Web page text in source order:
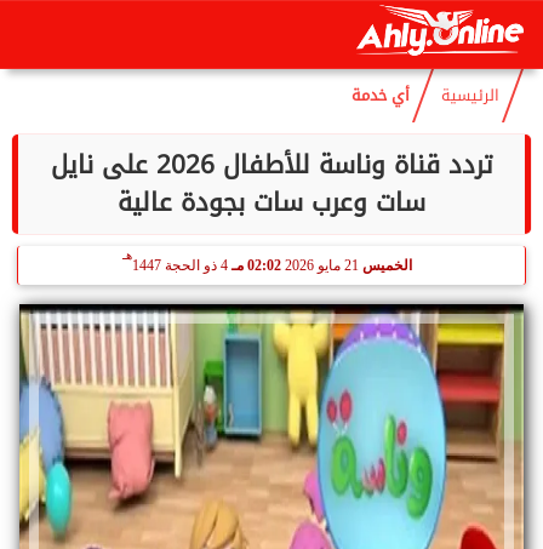
السبت
الرئيسية أي خدمة
تردد قناة وناسة للأطفال 2026 على نايل
سات وعرب سات بجودة عالية
الخميس 21 مايو 2026 02:02 مـ 4 ذو الحجة 1447
هـ